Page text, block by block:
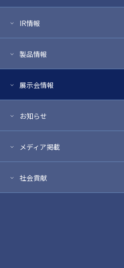
IR情報
製品情報
展示会情報
お知らせ
メディア掲載
社会貢献